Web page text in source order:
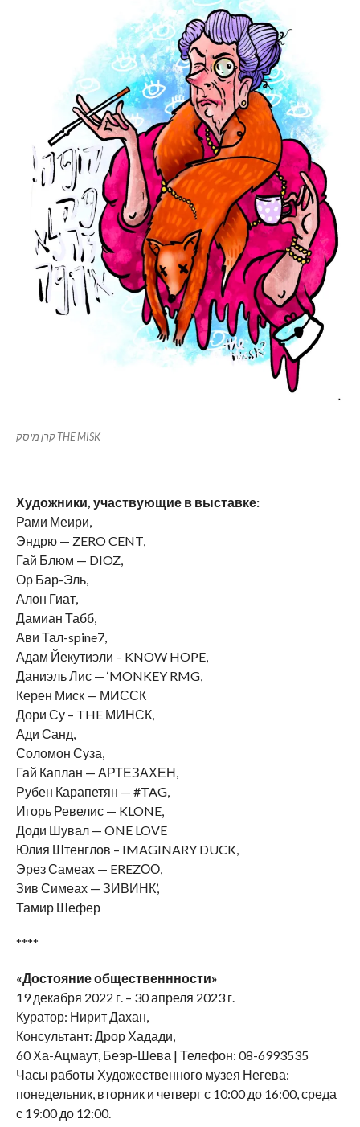
קרן מיסק THE MISK
Художники, участвующие в выставке:
Рами Меири,
Эндрю — ZERO CENT,
Гай Блюм — DIOZ,
Ор Бар-Эль,
Алон Гиат,
Дамиан Табб,
Ави Тал-spine7,
Адам Йекутиэли – KNOW HOPE,
Даниэль Лис — ‘MONKEY RMG,
Керен Миск — МИССК
Дори Су – THE МИНСК,
Ади Санд,
Соломон Суза,
Гай Каплан — АРТЕЗАХЕН,
Рубен Карапетян — #TAG,
Игорь Ревелис — KLONE,
Доди Шувал — ONE LOVE
Юлия Штенглов – IMAGINARY DUCK,
Эрез Самеах — EREZОО,
Зив Симеах — ЗИВИНК’,
Тамир Шефер
****
«Достояние общественнности»
19 декабря 2022 г. – 30 апреля 2023 г.
Куратор: Нирит Дахан,
Консультант: Дрор Хадади,
60 Ха-Ацмаут, Беэр-Шева | Телефон: 08-6993535
Часы работы Художественного музея Негева:
понедельник, вторник и четверг с 10:00 до 16:00, среда
с 19:00 до 12:00.